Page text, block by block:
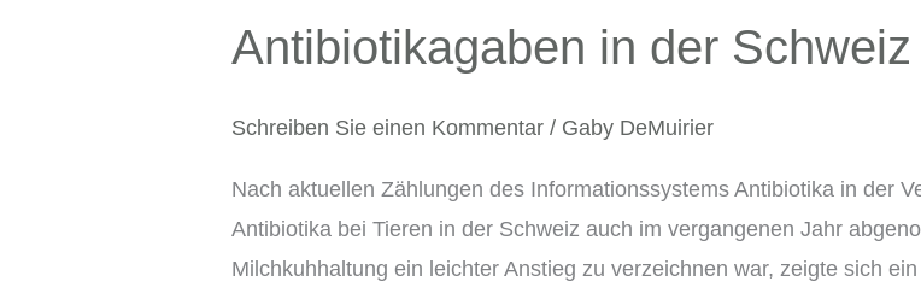
Antibiotikagaben in der
Schreiben Sie einen Kommentar / Gaby DeMuirier
Nach aktuellen Zählungen des Informationssystems Antibiotika in der
Antibiotika bei Tieren in der Schweiz auch im vergangenen Jahr
Milchkuhhaltung ein leichter Anstieg zu verzeichnen war, zeigte sich
Antibiotikagaben
der
weiter
rückläufig